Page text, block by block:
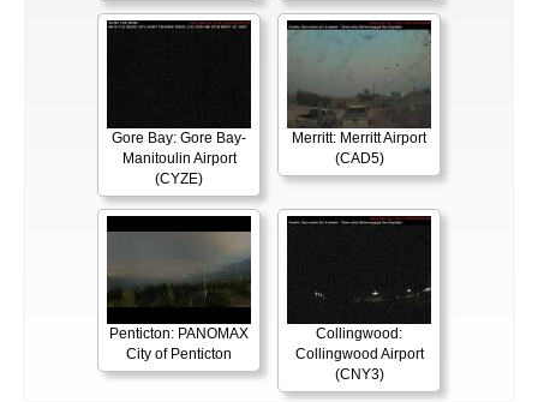
Gore Bay: Gore Bay-
Manitoulin Airport
(CYZE)
Merritt: Merritt Airport
(CAD5)
Penticton: PANOMAX
City of Penticton
Collingwood:
Collingwood Airport
(CNY3)